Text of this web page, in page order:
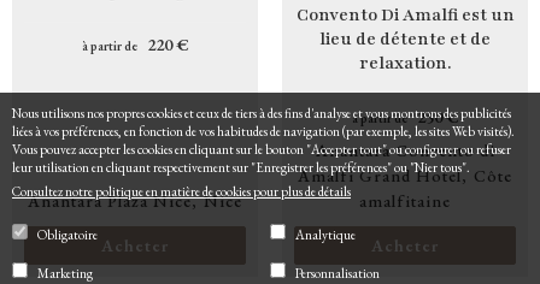
Nous utilisons nos propres cookies et ceux de tiers à des fins d'analyse et vous montrons des publicités
liées à vos préférences, en fonction de vos habitudes de navigation (par exemple, les sites Web visités).
Vous pouvez accepter les cookies en cliquant sur le bouton "Accepter tout" ou configurer ou refuser
leur utilisation en cliquant respectivement sur "Enregistrer les préférences" ou "Nier tous".
Consultez notre politique en matière de cookies pour plus de détails
Obligatoire Analytique
Marketing Personnalisation
à partir de 220 €
Anantara Plaza Nice Nice
Acheter
Convento Di Amalfi est un
lieu de détente et de
relaxation.
à partir de 250 €
Anantara Convento di
Amalfi Grand Hotel
Côte
amalfitaine
Acheter